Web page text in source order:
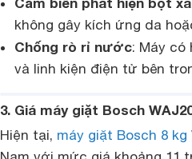
không gây kích ứng da
Chống rò rỉ nước: Máy có
và linh kiện điện tử bên
3. Giá máy giặt Bosch
Hiện tại, máy giặt Bosch 8 kg